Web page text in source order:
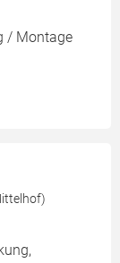
/ Montage